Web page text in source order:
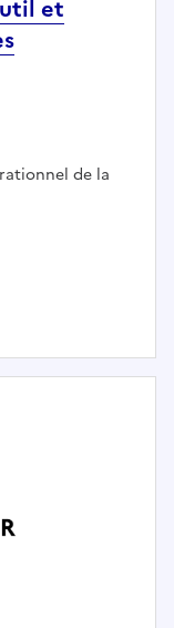
et
de la
d'outil et